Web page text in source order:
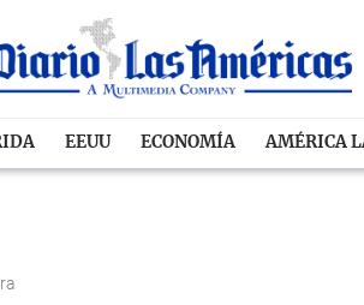
EEUU ECONOMÍA AMÉRICA